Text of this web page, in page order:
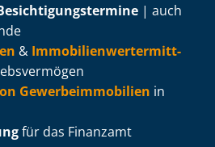
| auch
& Im­mo­bi­li­en­wert­ermitt­
Ge­wer­be­im­mo­bi­li­en in
für das Finanzamt